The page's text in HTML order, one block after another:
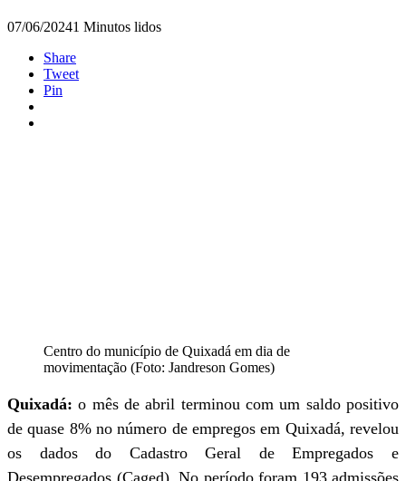
07/06/20241 Minutos lidos
Share
Tweet
Pin
Centro do município de Quixadá em dia de
movimentação (Foto: Jandreson Gomes)
Quixadá: o mês de abril terminou com um saldo positivo
de quase 8% no número de empregos em Quixadá, revelou
os dados do Cadastro Geral de Empregados e
Desempregados (Caged). No período foram 193 admissões